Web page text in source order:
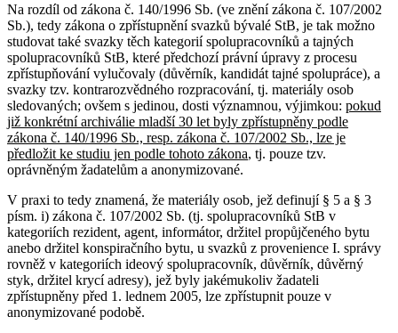
Na rozdíl od zákona č. 140/1996 Sb. (ve znění zákona č. 107/2002
Sb.), tedy zákona o zpřístupnění svazků bývalé StB, je tak možno
studovat také svazky těch kategorií spolupracovníků a tajných
spolupracovníků StB, které předchozí právní úpravy z procesu
zpřístupňování vylučovaly (důvěrník, kandidát tajné spolupráce), a
svazky tzv. kontrarozvědného rozpracování, tj. materiály osob
sledovaných; ovšem s jedinou, dosti významnou, výjimkou: pokud
již konkrétní archiválie mladší 30 let byly zpřístupněny podle
zákona č. 140/1996 Sb., resp. zákona č. 107/2002 Sb., lze je
předložit ke studiu jen podle tohoto zákona, tj. pouze tzv.
oprávněným žadatelům a anonymizované.
V praxi to tedy znamená, že materiály osob, jež definují § 5 a § 3
písm. i) zákona č. 107/2002 Sb. (tj. spolupracovníků StB v
kategoriích rezident, agent, informátor, držitel propůjčeného bytu
anebo držitel konspiračního bytu, u svazků z provenience I. správy
rovněž v kategoriích ideový spolupracovník, důvěrník, důvěrný
styk, držitel krycí adresy), jež byly jakémukoliv žadateli
zpřístupněny před 1. lednem 2005, lze zpřístupnit pouze v
anonymizované podobě.